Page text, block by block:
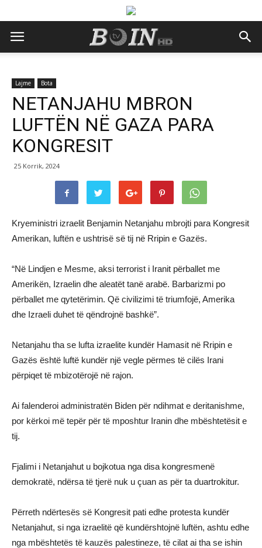
Lajme Bota
NETANJAHU MBRON
LUFTËN NË GAZA PARA
KONGRESIT
25 Korrik, 2024
Kryeministri izraelit Benjamin Netanjahu mbrojti para Kongresit
Amerikan, luftën e ushtrisë së tij në Rripin e Gazës.
“Në Lindjen e Mesme, aksi terrorist i Iranit përballet me
Amerikën, Izraelin dhe aleatët tanë arabë. Barbarizmi po
përballet me qytetërimin. Që civilizimi të triumfojë, Amerika
dhe Izraeli duhet të qëndrojnë bashkë”.
Netanjahu tha se lufta izraelite kundër Hamasit në Rripin e
Gazës është luftë kundër një vegle përmes të cilës Irani
përpiqet të mbizotërojë në rajon.
Ai falenderoi administratën Biden për ndihmat e deritanishme,
por kërkoi më tepër për të mposhtur Iranin dhe mbështetësit e
tij.
Fjalimi i Netanjahut u bojkotua nga disa kongresmenë
demokratë, ndërsa të tjerë nuk u çuan as për ta duartrokitur.
Përreth ndërtesës së Kongresit pati edhe protesta kundër
Netanjahut, si nga izraelitë që kundërshtojnë luftën, ashtu edhe
nga mbështetës të kauzës palestineze, të cilat ai tha se ishin